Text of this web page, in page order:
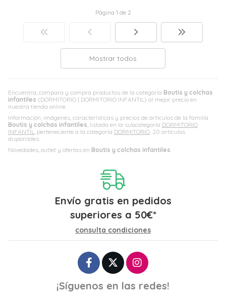
Encuentra, compara y compra productos de la categoría Boutis y colchas
infantiles (DORMITORIO | DORMITORIO INFANTIL) al mejor precio en
nuestra tienda online.
Información, imágenes, características y precios de artículos de la familia
Boutis y colchas infantiles, listada en la subcategoría DORMITORIO
INFANTIL, perteneciente a la categoría DORMITORIO. 20 artículos
disponibles.
Novedades, outlet y ofertas en Boutis y colchas infantiles.
Página 1 de 2
Mostrar todos
Envío gratis en pedidos
superiores a 50€*
consulta condiciones
¡Síguenos en las redes!